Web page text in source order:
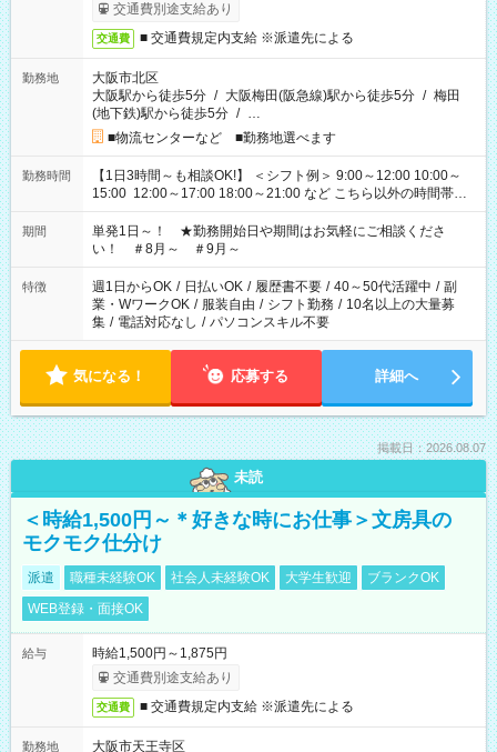
交通費別途支給あり
交通費 ■ 交通費規定内支給 ※派遣先による
勤務地
大阪市北区
大阪駅から徒歩5分 / 大阪梅田(阪急線)駅から徒歩5分 / 梅田
(地下鉄)駅から徒歩5分 / …
■物流センターなど ■勤務地選べます
勤務時間
【1日3時間～も相談OK!】 ＜シフト例＞ 9:00～12:00 10:00～
15:00 12:00～17:00 18:00～21:00 など こちら以外の時間帯も
お気軽にご相談ください！
期間
単発1日～！ ★勤務開始日や期間はお気軽にご相談くださ
い！ ＃8月～ ＃9月～
特徴 週1日からOK / 日払いOK / 履歴書不要 / 40～50代活躍中 / 副
業・WワークOK / 服装自由 / シフト勤務 / 10名以上の大量募
集 / 電話対応なし / パソコンスキル不要
気になる！ 応募する 詳細へ
掲載日：2026.08.07
未読
＜時給1,500円～＊好きな時にお仕事＞文房具の
モクモク仕分け
派遣 職種未経験OK 社会人未経験OK 大学生歓迎
ブランクOK
WEB登録・面接OK
給与
時給1,500円～1,875円
交通費別途支給あり
交通費 ■ 交通費規定内支給 ※派遣先による
勤務地
大阪市天王寺区